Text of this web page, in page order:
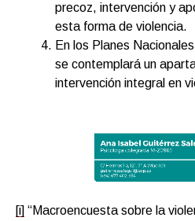
precoz, intervención y
esta forma de violencia.
En los Planes
se contemplará un
intervención integral en
[i] “Macroencuesta sobre la